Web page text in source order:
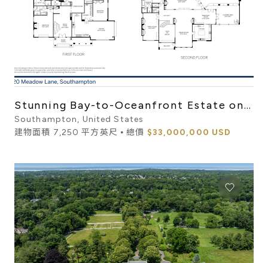
Stunning Bay-to-Oceanfront Estate on
Meadow Lane
Southampton, United States
建物面積 7,250 平方英尺 ⦁ 總價 $33,000,000 USD